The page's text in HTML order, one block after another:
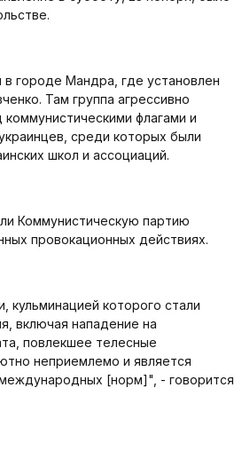
городе Мандра, где установлен
Там группа агрессивно
флагами и
среди которых были
школ и ассоциаций.
Коммунистическую партию
провокационных действиях.
кульминацией которого стали
включая нападение на
повлекшее телесные
неприемлемо и является
[норм]", - говорится